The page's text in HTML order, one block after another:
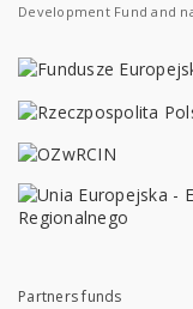
Development Fund and
Partners funds